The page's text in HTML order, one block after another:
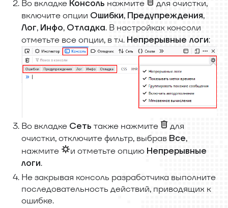
Во вкладке Консоль нажмите
для очистки,
включите опции Ошибки, Предупреждения,
Лог, Инфо, Отладка. В настройках консоли
отметьте все опции, в т.ч. Непрерывные логи:
Во вкладке Сеть также нажмите
для
очистки, отключите фильтр, выбрав Все,
нажмите
и отметьте опцию Непрерывные
логи.
Не закрывая консоль разработчика выполните
последовательность действий, приводящих к
ошибке.